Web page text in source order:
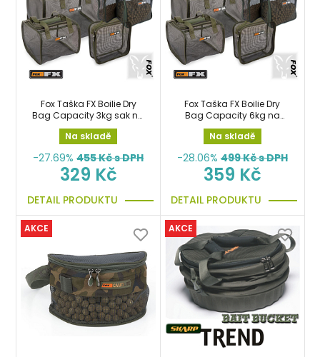
Fox Taška FX Boilie Dry
Bag Capacity 3kg sak na
boilie
Na skladě
-27.69% 455Kč s DPH
329 Kč
DETAIL PRODUKTU
Fox Taška FX Boilie Dry
Bag Capacity 6kg na
boilie
Na skladě
-28.06% 499Kč s DPH
359 Kč
DETAIL PRODUKTU
AKCE AKCE